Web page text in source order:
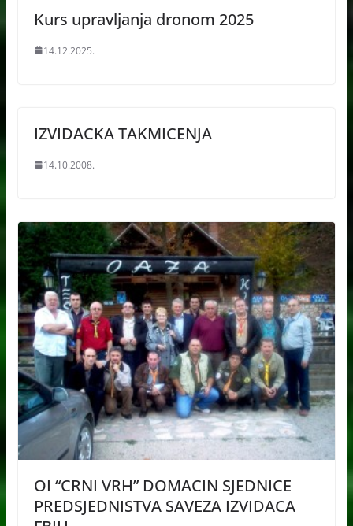
Kurs upravljanja dronom 2025
14.12.2025.
IZVIDACKA TAKMICENJA
14.10.2008.
OI “CRNI VRH” DOMACIN SJEDNICE
PREDSJEDNISTVA SAVEZA IZVIDACA